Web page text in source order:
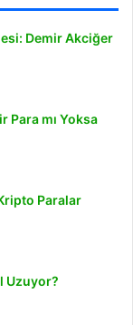
Demir Akciğer
Para mı Yoksa
Paralar
Uzuyor?